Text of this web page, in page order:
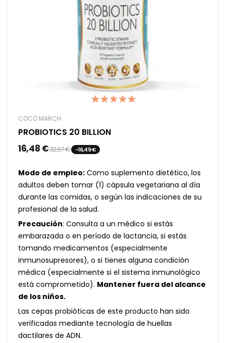
COCÓ MARCH
PROBIOTICS 20 BILLION
16,48 €32,97 € -16,49 €
Modo de empleo: Como suplemento dietético, los
adultos deben tomar (1) cápsula vegetariana al día
durante las comidas, o según las indicaciones de su
profesional de la salud.
Precaución: Consulta a un médico si estás
embarazada o en período de lactancia, si estás
tomando medicamentos (especialmente
inmunosupresores), o si tienes alguna condición
médica (especialmente si el sistema inmunológico
está comprometido). Mantener fuera del alcance
de los niños.
Las cepas probióticas de este producto han sido
verificadas mediante tecnología de huellas
dactilares de ADN.